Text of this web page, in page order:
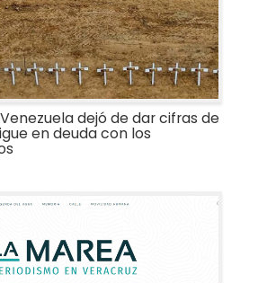
dejó de dar cifras de
en deuda con los